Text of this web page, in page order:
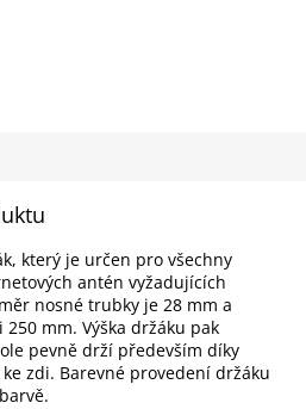
který je určen pro všechny
antén vyžadujících
nosné trubky je 28 mm a
mm. Výška držáku pak
pevně drží především díky
zdi. Barevné provedení držáku